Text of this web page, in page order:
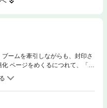
ームを牽引しながらも、封印さ
ページをめくるにつれて、「読
あなたは、三島隊長に率いられ
まみれて、軍事教練を受け、
、国家と呼ぶに値しないのでは
ることになるのです。脳に、直